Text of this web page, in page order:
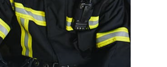
Material reflectante